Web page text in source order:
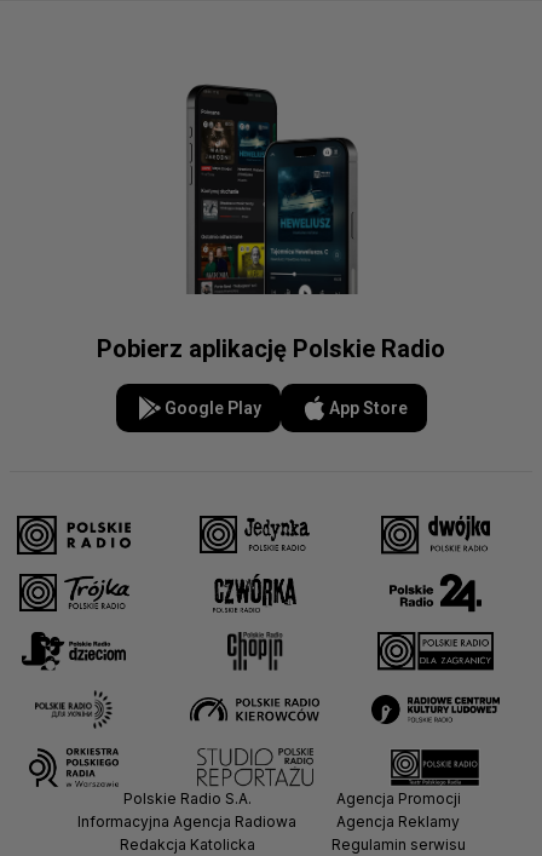
Pobierz aplikację Polskie Radio
Google Play App Store
Polskie Radio S.A.
Informacyjna Agencja Radiowa
Redakcja Katolicka
Agencja Promocji
Agencja Reklamy
Regulamin serwisu